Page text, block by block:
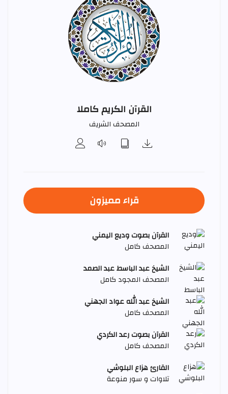
القرآن الكريم كاملا
المصحف الشريف
قراء مميزون
القرآن بصوت وديع اليمني
المصحف كامل
الشيخ عبد الباسط عبد الصمد
المصحف المجود كامل
الشيخ عبد الله عواد الجهني
المصحف كامل
القرآن بصوت رعد الكردي
المصحف كامل
القارئ هزاع البلوشي
تلاوات و سور منوعة